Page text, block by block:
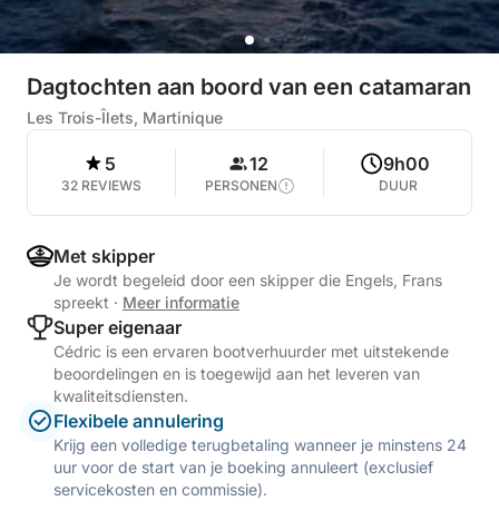
Dagtochten aan boord van een catamaran
Les Trois-Îlets, Martinique
5
32 REVIEWS
12
PERSONEN
9h00
DUUR
Met skipper
Je wordt begeleid door een skipper die Engels, Frans
spreekt · Meer informatie
Super eigenaar
Cédric is een ervaren bootverhuurder met uitstekende
beoordelingen en is toegewijd aan het leveren van
kwaliteitsdiensten.
Flexibele annulering
Krijg een volledige terugbetaling wanneer je minstens 24
uur voor de start van je boeking annuleert (exclusief
servicekosten en commissie).